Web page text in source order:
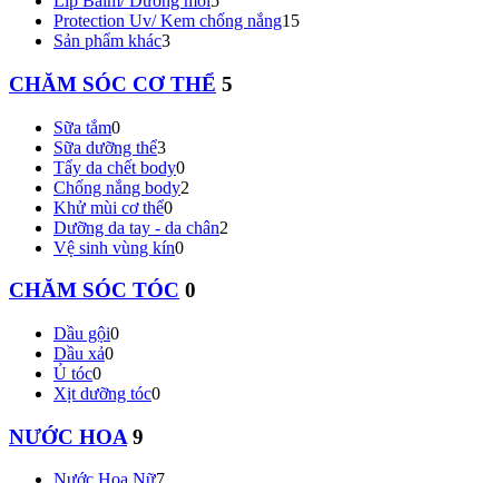
Protection Uv/ Kem chống nắng15
Sản phẩm khác3
CHĂM SÓC CƠ THỂ 5
Sữa tắm0
Sữa dưỡng thể3
Tẩy da chết body0
Chống nắng body2
Khử mùi cơ thể0
Dưỡng da tay - da chân2
Vệ sinh vùng kín0
CHĂM SÓC TÓC 0
Dầu gội0
Dầu xả0
Ủ tóc0
Xịt dưỡng tóc0
NƯỚC HOA 9